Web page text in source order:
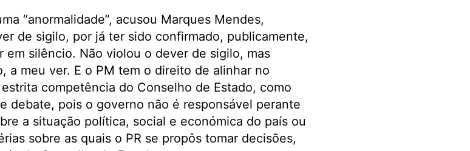
“anormalidade”, acusou Marques Mendes,
de sigilo, por já ter sido confirmado, publicamente,
silêncio. Não violou o dever de sigilo, mas
a meu ver. E o PM tem o direito de alinhar no
competência do Conselho de Estado, como
debate, pois o governo não é responsável perante
a situação política, social e económica do país ou
sobre as quais o PR se propôs tomar decisões,